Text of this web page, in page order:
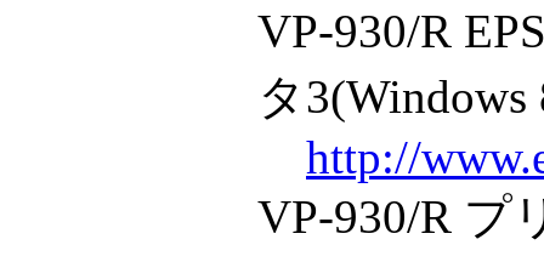
VP-930/R
タ
http://
VP-930/R プ